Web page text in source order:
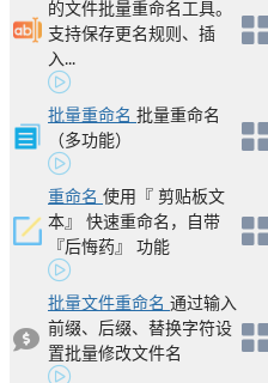
的文件批量重命名工具。
支持保存更名规则、插
入...
批量重命名 批量重命名
（多功能）
重命名 使用『 剪贴板文
本』 快速重命名，自带
『后悔药』 功能
批量文件重命名 通过输入
前缀、后缀、替换字符设
置批量修改文件名